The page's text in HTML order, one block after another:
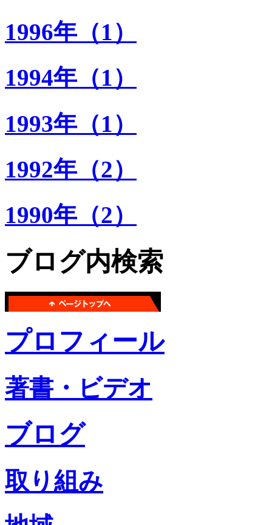
1996年（1）
1994年（1）
1993年（1）
1992年（2）
1990年（2）
ブログ内検索
プロフィール
著書・ビデオ
ブログ
取り組み